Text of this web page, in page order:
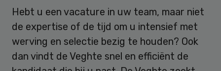
Hebt u een vacature in uw team, maar niet
de expertise of de tijd om u intensief met
werving en selectie bezig te houden? Ook
dan vindt de Veghte snel en efficiënt de